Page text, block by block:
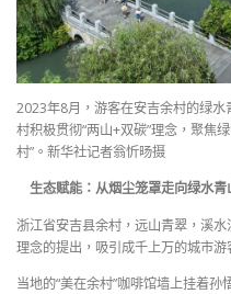
2023年8月，游客在安吉余村的绿
村积极贯彻“两山+双碳”理念，聚焦
村”。新华社记者翁忻旸摄
生态赋能：从烟尘笼罩走向绿水青
浙江省安吉县余村，远山青翠，溪
理念的提出，吸引成千上万的城市游
当地的“美在余村”咖啡馆墙上挂着